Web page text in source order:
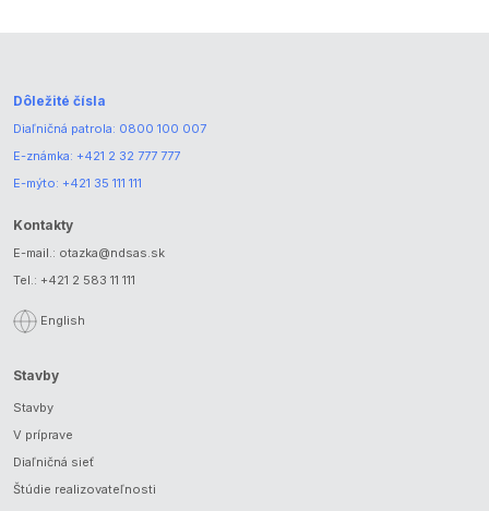
Dôležité čísla
Diaľničná patrola: 0800 100 007
E-známka: +421 2 32 777 777
E-mýto: +421 35 111 111
Kontakty
E-mail.: otazka@ndsas.sk
Tel.: +421 2 583 11 111
English
Stavby
Stavby
V príprave
Diaľničná sieť
Štúdie realizovateľnosti